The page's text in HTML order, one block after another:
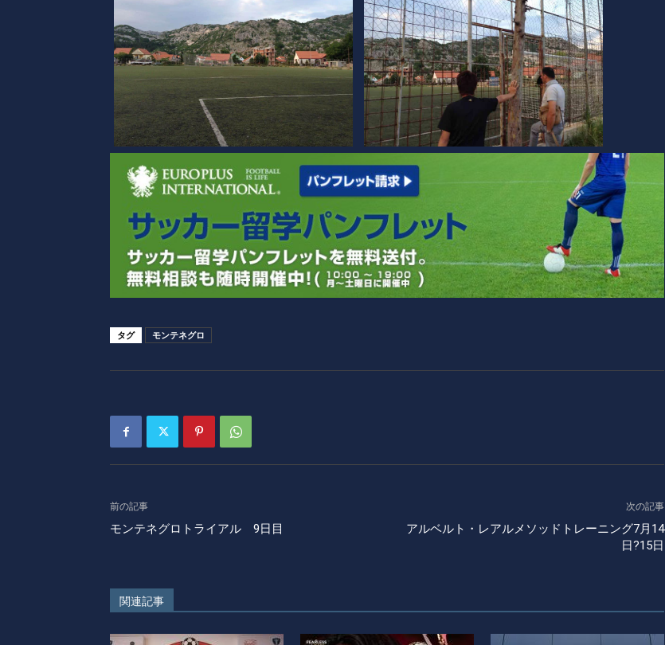
タグ モンテネグロ
前の記事
モンテネグロトライアル 9日目
次の記事
アルベルト・レアルメソッドトレーニング7月14
日?15日
関連記事